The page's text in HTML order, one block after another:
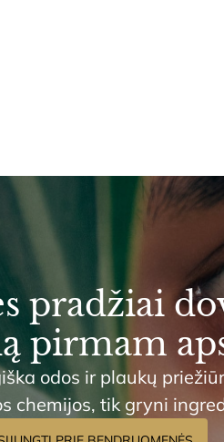
pradžiai
pirmam
odos ir plaukų
chemijos, tik gryni